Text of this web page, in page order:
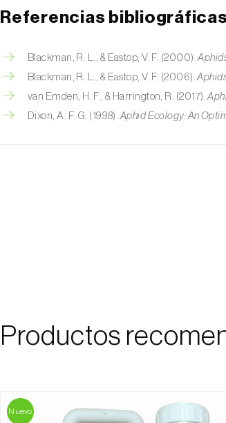
Referencias bibliográficas
Blackman, R. L., & Eastop, V. F. (2000).
Blackman, R. L., & Eastop, V. F. (2006).
van Emden, H. F., & Harrington, R. (2017).
Dixon, A. F. G. (1998). Aphid Ecology: An
Productos
Nuevo